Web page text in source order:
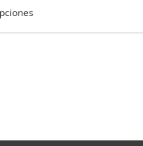
pueden